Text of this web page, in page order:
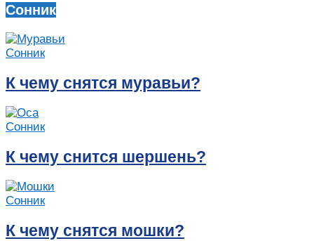
Сонник
Сонник
К чему снятся муравьи?
Сонник
К чему снится шершень?
Сонник
К чему снятся мошки?